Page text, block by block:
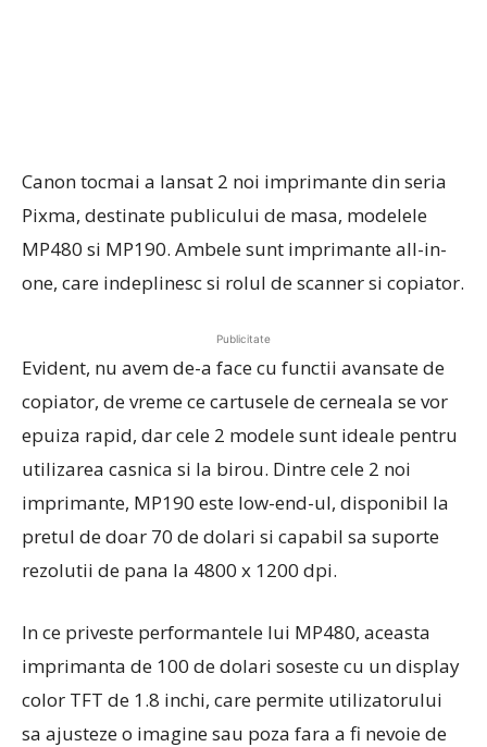
Canon tocmai a lansat 2 noi imprimante din seria
Pixma, destinate publicului de masa, modelele
MP480 si MP190. Ambele sunt imprimante all-in-
one, care indeplinesc si rolul de scanner si copiator.
Publicitate
Evident, nu avem de-a face cu functii avansate de
copiator, de vreme ce cartusele de cerneala se vor
epuiza rapid, dar cele 2 modele sunt ideale pentru
utilizarea casnica si la birou. Dintre cele 2 noi
imprimante, MP190 este low-end-ul, disponibil la
pretul de doar 70 de dolari si capabil sa suporte
rezolutii de pana la 4800 x 1200 dpi.
In ce priveste performantele lui MP480, aceasta
imprimanta de 100 de dolari soseste cu un display
color TFT de 1.8 inchi, care permite utilizatorului
sa ajusteze o imagine sau poza fara a fi nevoie de